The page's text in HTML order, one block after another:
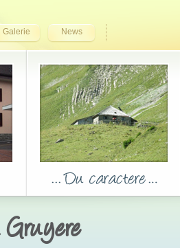
Galerie News